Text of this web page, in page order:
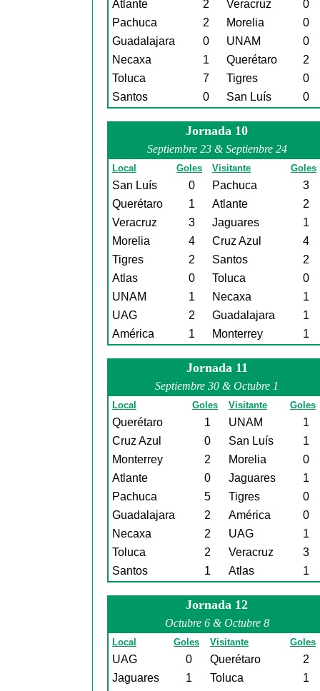
Atlante 2 Veracruz
0
Pachuca
2 Morelia
0
Guadalajara
0 UNAM
0
Necaxa
1 Querétaro
2
Toluca
7 Tigres
0
Santos
0 San Luís 0
Jornada 10
Septiembre 23 & Septienbre 24
Local Goles Visitante Goles
San Luís 0 Pachuca
3
Querétaro
1 Atlante
2
Veracruz
3 Jaguares
1
Morelia
4 Cruz Azul
4
Tigres
2 Santos
2
Atlas
0 Toluca
0
UNAM
1 Necaxa
1
UAG
2 Guadalajara
1
América
1 Monterrey 1
Jornada 11
Septiembre 30 & Octubre 1
Local Goles Visitante Goles
Querétaro 1 UNAM
1
Cruz Azul
0 San Luís
1
Monterrey
2 Morelia
0
Atlante
0 Jaguares
1
Pachuca
5 Tigres
0
Guadalajara
2 América
0
Necaxa
2 UAG
1
Toluca
2 Veracruz
3
Santos
1 Atlas 1
Jornada 12
Octubre 6 & Octubre 8
Local Goles Visitante Goles
UAG 0 Querétaro
2
Jaguares
1 Toluca
1